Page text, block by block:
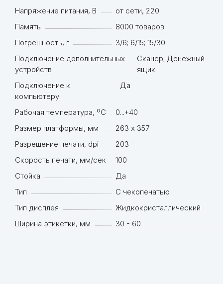
Напряжение питания, В
от сети, 220
Память
8000 товаров
Погрешность, г
3/6; 6/15; 15/30
Подключение дополнительных
устройств
Сканер; Денежный
ящик
Подключение к
компьютеру
Да
Рабочая температура, ºC
0...+40
Размер платформы, мм
263 х 357
Разрешение печати, dpi
203
Скорость печати, мм/сек
100
Стойка
Да
Тип
С чекопечатью
Тип дисплея
Жидкокристаллический
Ширина этикетки, мм
30 - 60